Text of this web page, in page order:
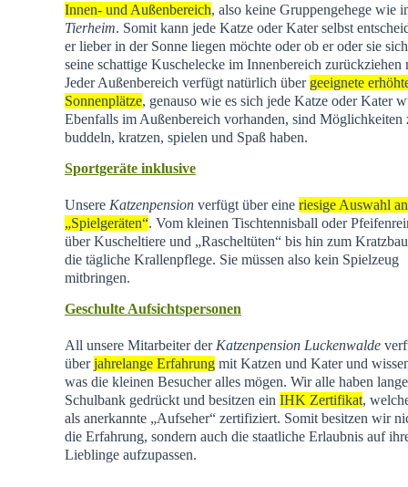
Innen- und Außenbereich, also keine Gruppengehege wie
Tierheim. Somit kann jede Katze oder Kater selbst
er lieber in der Sonne liegen möchte oder ob er oder sie
seine schattige Kuschelecke im Innenbereich zurückziehen
Jeder Außenbereich verfügt natürlich über geeignete
Sonnenplätze, genauso wie es sich jede Katze oder Kater
Ebenfalls im Außenbereich vorhanden, sind Möglichkeiten
buddeln, kratzen, spielen und Spaß haben.
Sportgeräte inklusive
Unsere Katzenpensionverfügt über eine riesige Auswahl an
„Spielgeräten“. Vom kleinen Tischtennisball oder
über Kuscheltiere und „Rascheltüten“ bis hin zum
die tägliche Krallenpflege. Sie müssen also kein Spielzeug
mitbringen.
Geschulte Aufsichtspersonen
All unsere Mitarbeiter der Katzenpension Luckenwalde
überjahrelange Erfahrungmit Katzen und Kater und
was die kleinen Besucher alles mögen. Wir alle haben
Schulbank gedrückt und besitzen ein IHK Zertifikat,
als anerkannte „Aufseher“ zertifiziert. Somit besitzen wir
die Erfahrung, sondern auch die staatliche Erlaubnis auf
Lieblinge aufzupassen.